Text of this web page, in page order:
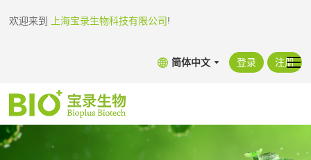
欢迎来到 上海宝录生物科技有限公司!
简体中文 登录 注册